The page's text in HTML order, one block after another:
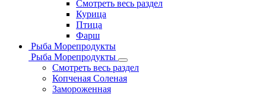
Смотреть весь раздел
Курица
Птица
Фарш
Рыба Морепродукты
Рыба Морепродукты
Смотреть весь раздел
Копченая Соленая
Замороженная